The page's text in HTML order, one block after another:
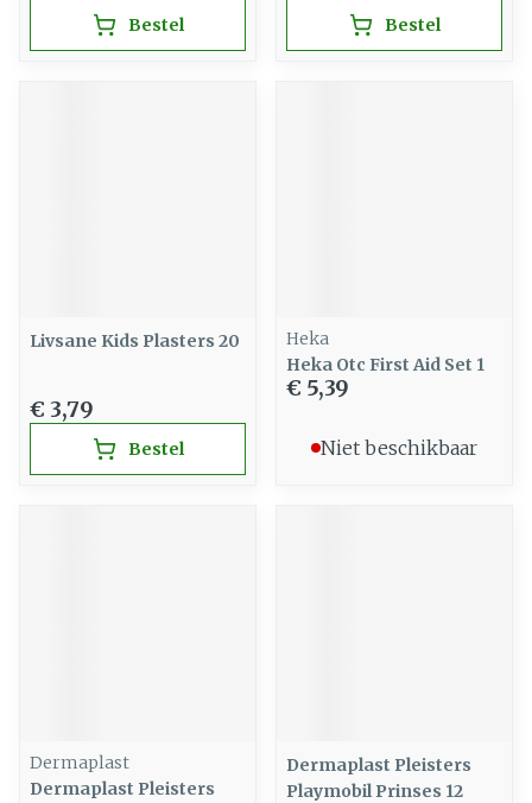
Bestel Bestel
Livsane Kids Plasters 20
€ 3,79
Bestel
Heka
Heka Otc First Aid Set 1
€ 5,39
Niet beschikbaar
Dermaplast
Dermaplast Pleisters
Dermaplast Pleisters
Playmobil Prinses 12